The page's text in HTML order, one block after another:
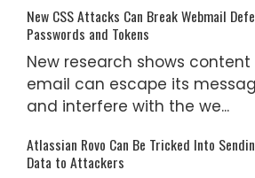
New CSS Attacks Can Break Webmail
Passwords and Tokens
New research shows
email can escape its
and interfere with the we...
Atlassian Rovo Can Be Tricked Into
Data to Attackers